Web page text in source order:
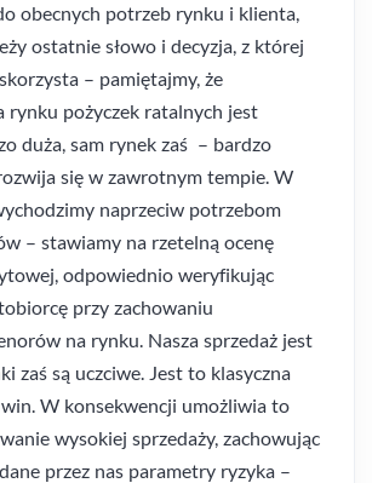
obecnych potrzeb rynku i klienta,
ostatnie słowo i decyzja, z której
– pamiętajmy, że
rynku pożyczek ratalnych jest
duża, sam rynek zaś – bardzo
się w zawrotnym tempie. W
naprzeciw potrzebom
– stawiamy na rzetelną ocenę
odpowiednio weryfikując
przy zachowaniu
na rynku. Nasza sprzedaż jest
zaś są uczciwe. Jest to klasyczna
W konsekwencji umożliwia to
wysokiej sprzedaży, zachowując
przez nas parametry ryzyka –